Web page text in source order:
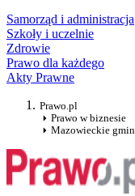
Samorząd i administracja
Szkoły i uczelnie
Zdrowie
Prawo dla każdego
Akty Prawne
Prawo.pl
Prawo w biznesie
Mazowieckie